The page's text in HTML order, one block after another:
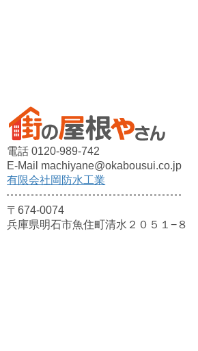
電話 0120-989-742
E-Mail machiyane@okabousui.co.jp
有限会社岡防水工業
〒674-0074
兵庫県明石市魚住町清水２０５１−８